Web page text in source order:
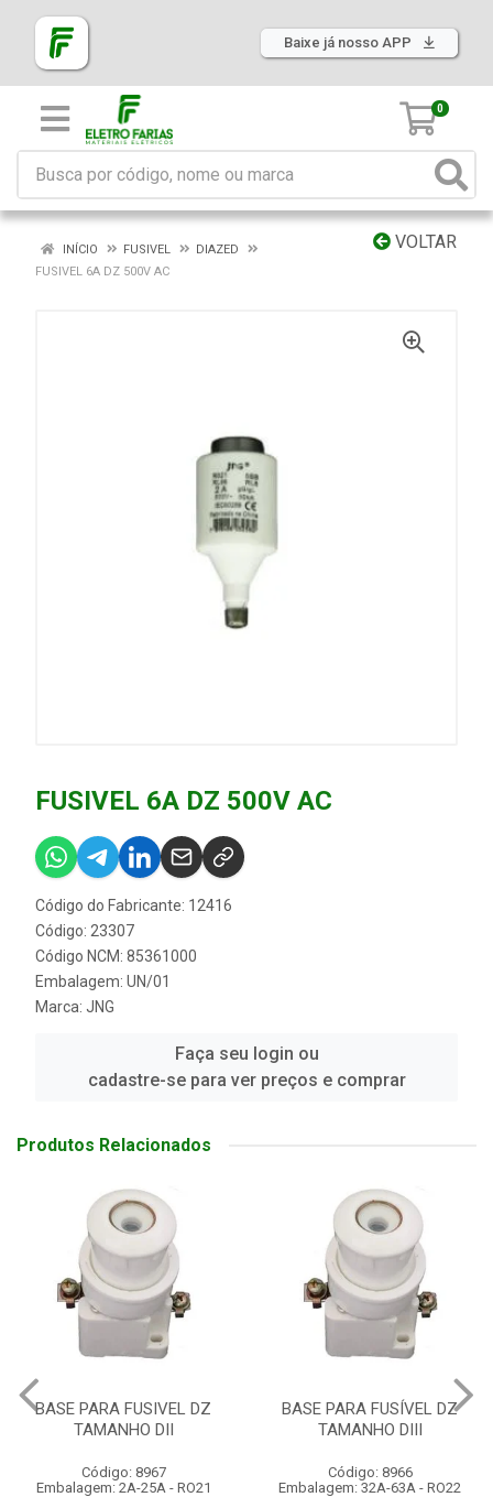
Baixe já nosso APP
0
VOLTAR
INÍCIO FUSIVEL
DIAZED
FUSIVEL 6A DZ 500V AC
FUSIVEL 6A DZ 500V AC
Código do Fabricante: 12416
Código: 23307
Código NCM: 85361000
Embalagem: UN/01
Marca: JNG
Faça seu login ou
cadastre-se para ver preços e comprar
Produtos Relacionados
BASE PARA FUSIVEL DZ
TAMANHO DII
Código: 8967
Embalagem: 2A-25A - RO21
BASE PARA FUSÍVEL DZ
TAMANHO DIII
Código: 8966
Embalagem: 32A-63A - RO22